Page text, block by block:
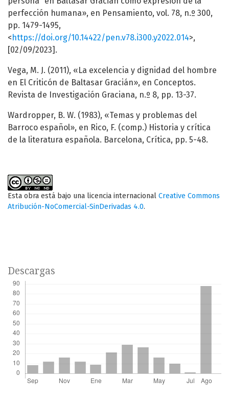
perfección humana», en Pensamiento, vol. 78, n.º 300,
pp. 1479-1495,
<https://doi.org/10.14422/pen.v78.i300.y2022.014>,
[02/09/2023].
Vega, M. J. (2011), «La excelencia y dignidad del hombre
en El Criticón de Baltasar Gracián», en Conceptos.
Revista de Investigación Graciana, n.º 8, pp. 13-37.
Wardropper, B. W. (1983), «Temas y problemas del
Barroco español», en Rico, F. (comp.) Historia y crítica
de la literatura española. Barcelona, Crítica, pp. 5-48.
Esta obra está bajo una licencia internacional Creative Commons
Atribución-NoComercial-SinDerivadas 4.0.
Descargas